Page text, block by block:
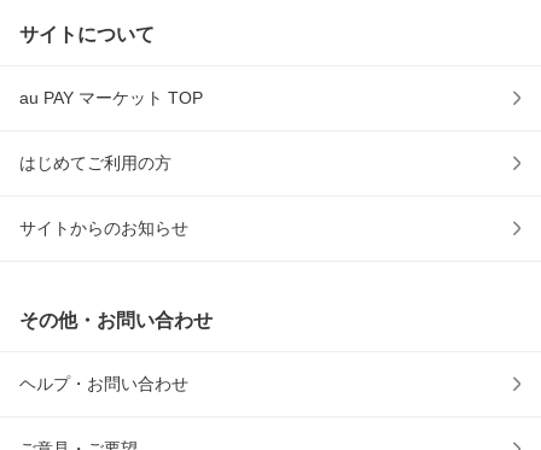
サイトについて
au PAY マーケット TOP
はじめてご利用の方
サイトからのお知らせ
その他・お問い合わせ
ヘルプ・お問い合わせ